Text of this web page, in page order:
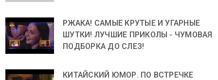
РЖАКА! САМЫЕ КРУТЫЕ И УГАРНЫЕ
ШУТКИ! ЛУЧШИЕ ПРИКОЛЫ - ЧУМОВАЯ
ПОДБОРКА ДО СЛЕЗ!
КИТАЙСКИЙ ЮМОР. ПО ВСТРЕЧКЕ